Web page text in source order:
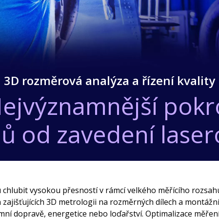
3D rozměrová analýza a řízení kvality
od zavedení
vysokou přesností v rámcí velkého měřícího
3D metrologii na rozměrných dílech a
dopravě, energetice nebo loďařství. Optimalizace